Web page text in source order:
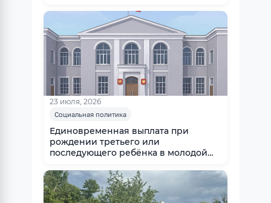
23 июля, 2026
Социальная политика
Единовременная выплата при
рождении третьего или
последующего ребёнка в молодой